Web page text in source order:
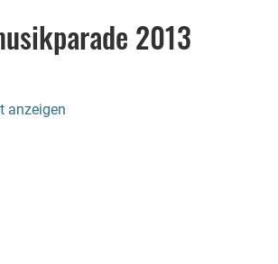
2013
anzeigen